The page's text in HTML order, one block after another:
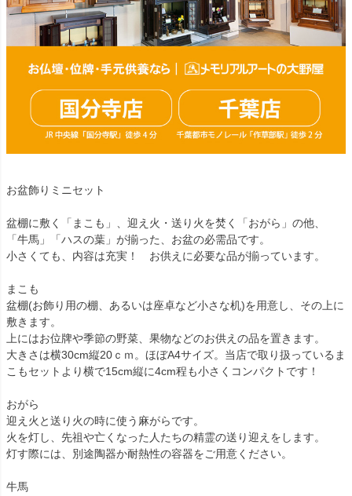
お盆飾りミニセット
盆棚に敷く「まこも」、迎え火・送り火を焚く「おがら」の他、
「牛馬」「ハスの葉」が揃った、お盆の必需品です。
小さくても、内容は充実！ お供えに必要な品が揃っています。
まこも
盆棚(お飾り用の棚、あるいは座卓など小さな机)を用意し、その上に
敷きます。
上にはお位牌や季節の野菜、果物などのお供えの品を置きます。
大きさは横30cm縦20ｃｍ。ほぼA4サイズ。当店で取り扱っているま
こもセットより横で15cm縦に4cm程も小さくコンパクトです！
おがら
迎え火と送り火の時に使う麻がらです。
火を灯し、先祖や亡くなった人たちの精霊の送り迎えをします。
灯す際には、別途陶器か耐熱性の容器をご用意ください。
牛馬